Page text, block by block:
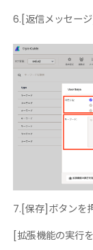
6.[返信メッセー
7.[保存]ボタンを
[拡張機能の実行